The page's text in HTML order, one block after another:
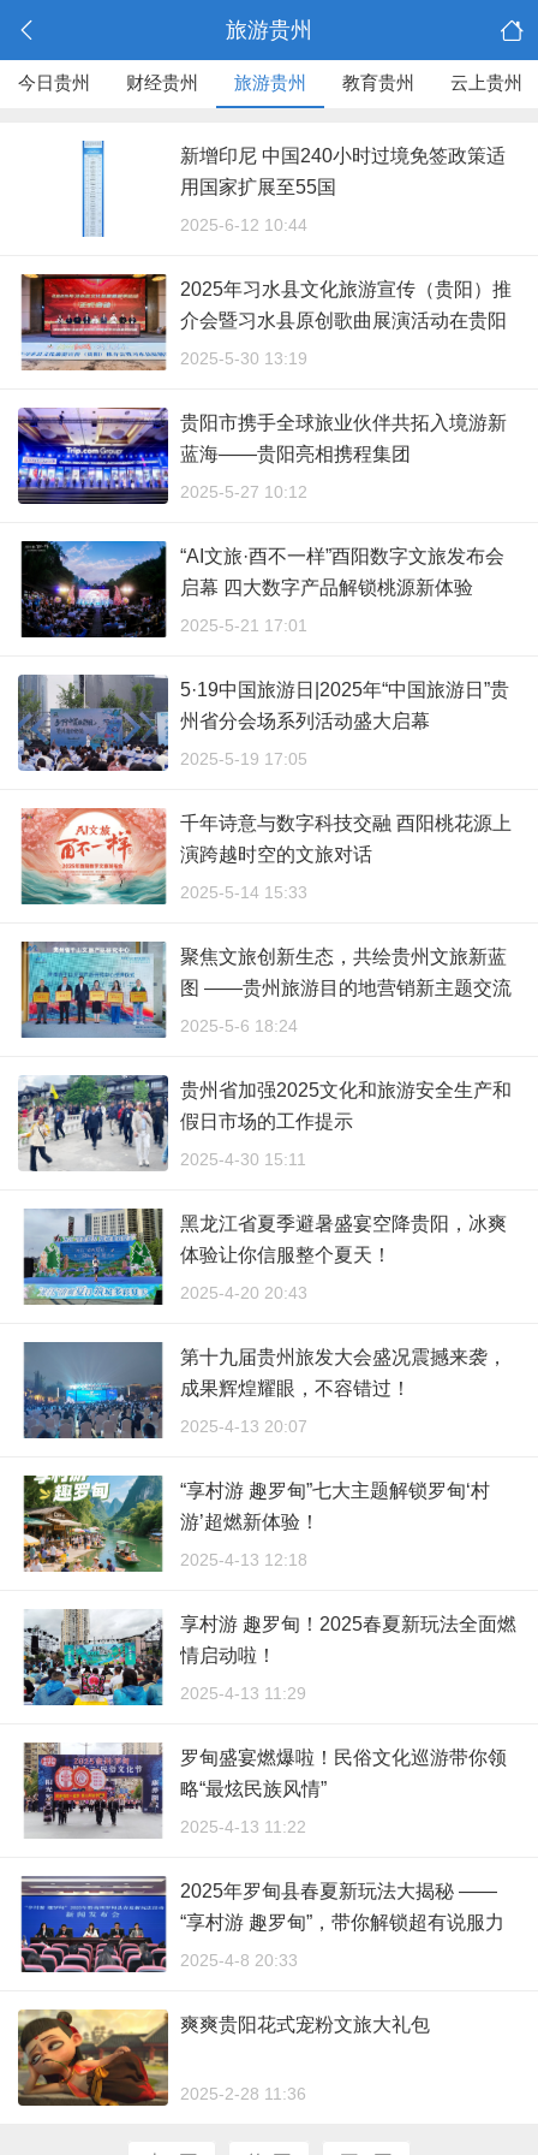
旅游贵州
今日贵州 财经贵州 旅游贵州 教育贵州 云上贵州
新增印尼 中国240小时过境免签政策适
用国家扩展至55国
2025-6-12 10:44
2025年习水县文化旅游宣传（贵阳）推
介会暨习水县原创歌曲展演活动在贵阳
举行
2025-5-30 13:19
贵阳市携手全球旅业伙伴共拓入境游新
蓝海——贵阳亮相携程集团
Envision.2025全球大会并签署国际战略
2025-5-27 10:12
“AI文旅·酉不一样”酉阳数字文旅发布会
启幕 四大数字产品解锁桃源新体验
2025-5-21 17:01
5·19中国旅游日|2025年“中国旅游日”贵
州省分会场系列活动盛大启幕
2025-5-19 17:05
千年诗意与数字科技交融 酉阳桃花源上
演跨越时空的文旅对话
2025-5-14 15:33
聚焦文旅创新生态，共绘贵州文旅新蓝
图 ——贵州旅游目的地营销新主题交流
会盛大启幕
2025-5-6 18:24
贵州省加强2025文化和旅游安全生产和
假日市场的工作提示
2025-4-30 15:11
黑龙江省夏季避暑盛宴空降贵阳，冰爽
体验让你信服整个夏天！
2025-4-20 20:43
第十九届贵州旅发大会盛况震撼来袭，
成果辉煌耀眼，不容错过！
2025-4-13 20:07
“享村游 趣罗甸”七大主题解锁罗甸‘村
游’超燃新体验！
2025-4-13 12:18
享村游 趣罗甸！2025春夏新玩法全面燃
情启动啦！
2025-4-13 11:29
罗甸盛宴燃爆啦！民俗文化巡游带你领
略“最炫民族风情”
2025-4-13 11:22
2025年罗甸县春夏新玩法大揭秘 ——
“享村游 趣罗甸”，带你解锁超有说服力
的乡村魅力！
2025-4-8 20:33
爽爽贵阳花式宠粉文旅大礼包
2025-2-28 11:36